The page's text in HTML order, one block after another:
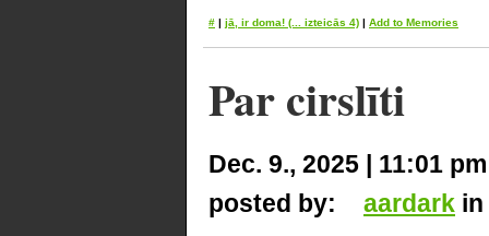
# | jā, ir doma! (... izteicās 4) | Add to Memories
Par cirslīti
Dec. 9., 2025 | 11:01 pm
posted by:
aardark in